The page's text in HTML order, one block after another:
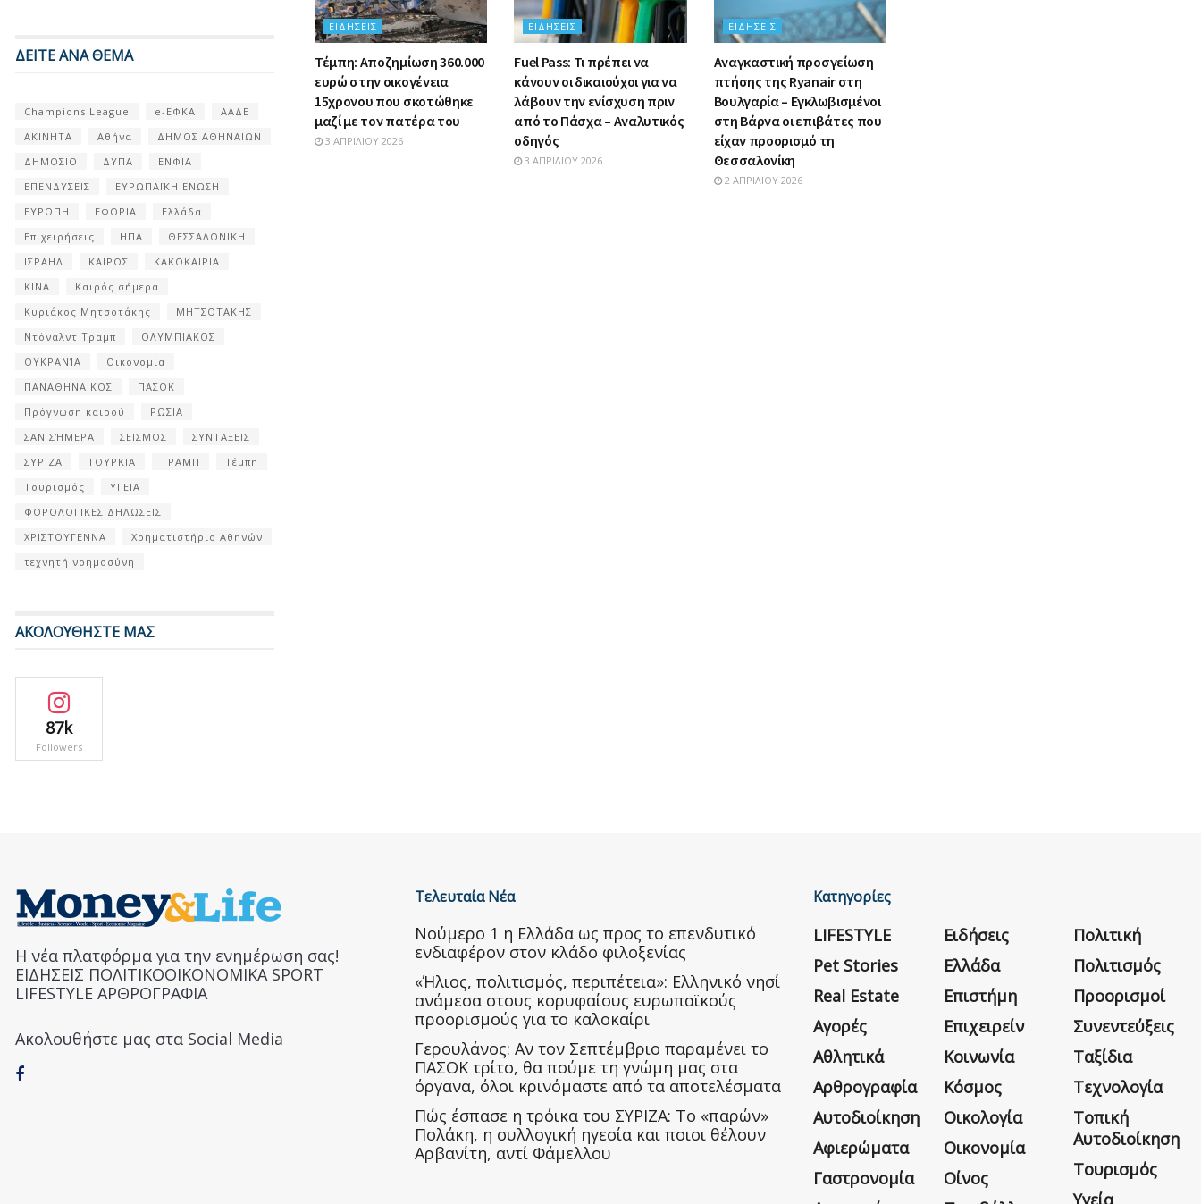
ΕΙΔΉΣΕΙΣ
Τέμπη: Αποζημίωση 360.000
ευρώ στην οικογένεια
15χρονου που σκοτώθηκε
μαζί με τον πατέρα του
3 ΑΠΡΙΛΊΟΥ 2026
ΕΙΔΉΣΕΙΣ
Fuel Pass: Τι πρέπει να
κάνουν οι δικαιούχοι για να
λάβουν την ενίσχυση πριν
από το Πάσχα – Αναλυτικός
οδηγός
3 ΑΠΡΙΛΊΟΥ 2026
ΕΙΔΉΣΕΙΣ
Αναγκαστική προσγείωση
πτήσης της Ryanair στη
Βουλγαρία – Εγκλωβισμένοι
στη Βάρνα οι επιβάτες που
είχαν προορισμό τη
Θεσσαλονίκη
2 ΑΠΡΙΛΊΟΥ 2026
ΔΕΙΤΕ ΑΝΑ ΘΕΜΑ
Champions League e-ΕΦΚΑ
ΑΑΔΕ
ΑΚΙΝΗΤΑ
Αθήνα
ΔΗΜΟΣ ΑΘΗΝΑΙΩΝ
ΔΗΜΟΣΙΟ
ΔΥΠΑ
ΕΝΦΙΑ
ΕΠΕΝΔΥΣΕΙΣ
ΕΥΡΩΠΑΪΚΗ ΕΝΩΣΗ
ΕΥΡΩΠΗ
ΕΦΟΡΙΑ
Ελλάδα
Επιχειρήσεις
ΗΠΑ
ΘΕΣΣΑΛΟΝΙΚΗ
ΙΣΡΑΗΛ
ΚΑΙΡΟΣ
ΚΑΚΟΚΑΙΡΙΑ
ΚΙΝΑ
Καιρός σήμερα
Κυριάκος Μητσοτάκης
ΜΗΤΣΟΤΑΚΗΣ
Ντόναλντ Τραμπ
ΟΛΥΜΠΙΑΚΟΣ
ΟΥΚΡΑΝΊΑ
Οικονομία
ΠΑΝΑΘΗΝΑΙΚΟΣ
ΠΑΣΟΚ
Πρόγνωση καιρού
ΡΩΣΙΑ
ΣΑΝ ΣΉΜΕΡΑ
ΣΕΙΣΜΟΣ
ΣΥΝΤΑΞΕΙΣ
ΣΥΡΙΖΑ
ΤΟΥΡΚΙΑ ΤΡΑΜΠ
Τέμπη
Τουρισμός
ΥΓΕΙΑ
ΦΟΡΟΛΟΓΙΚΕΣ ΔΗΛΩΣΕΙΣ
ΧΡΙΣΤΟΥΓΕΝΝΑ
Χρηματιστήριο Αθηνών
τεχνητή νοημοσύνη
ΑΚΟΛΟΥΘΗΣΤΕ ΜΑΣ
87k
Followers
Η νέα πλατφόρμα για την ενημέρωση σας!
ΕΙΔΗΣΕΙΣ ΠΟΛΙΤΙΚΟΟΙΚΟΝΟΜΙΚΑ SPORT
LIFESTYLE ΑΡΘΡΟΓΡΑΦΙΑ
Ακολουθήστε μας στα Social Media
Τελευταία Νέα
Nούμερο 1 η Ελλάδα ως προς το επενδυτικό
ενδιαφέρον στον κλάδο φιλοξενίας
«Ήλιος, πολιτισμός, περιπέτεια»: Ελληνικό νησί
ανάμεσα στους κορυφαίους ευρωπαϊκούς
προορισμούς για το καλοκαίρι
Γερουλάνος: Αν τον Σεπτέμβριο παραμένει το
ΠΑΣΟΚ τρίτο, θα πούμε τη γνώμη μας στα
όργανα, όλοι κρινόμαστε από τα αποτελέσματα
Πώς έσπασε η τρόικα του ΣΥΡΙΖΑ: Το «παρών»
Πολάκη, η συλλογική ηγεσία και ποιοι θέλουν
Αρβανίτη, αντί Φάμελλου
Κατηγορίες
LIFESTYLE
Pet Stories
Real Estate
Αγορές
Αθλητικά
Αρθρογραφία
Αυτοδιοίκηση
Αφιερώματα
Γαστρονομία
Ειδήσεις
Ελλάδα
Επιστήμη
Επιχειρείν
Κοινωνία
Κόσμος
Οικολογία
Οικονομία
Οίνος
Πολιτική
Πολιτισμός
Προορισμοί
Συνεντεύξεις
Ταξίδια
Τεχνολογία
Τοπική
Αυτοδιοίκηση
Τουρισμός
Υγεία